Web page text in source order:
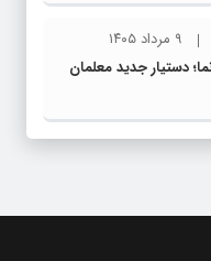
۹ مرداد ۱۴۰۵
دستیار جدید معلمان